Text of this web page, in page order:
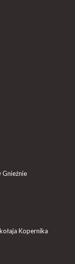
Gnieźnie
Kopernika